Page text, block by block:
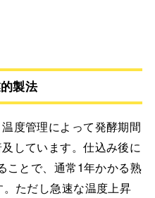
製法
度管理によって発酵期間
しています。仕込み後に
とで、通常1年かかる熟
ただし急速な温度上昇